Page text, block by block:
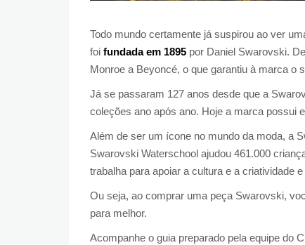
Todo mundo certamente já suspirou ao ver
foi fundada em 1895 por Daniel Swarovski.
Monroe a Beyoncé, o que garantiu à marca
Já se passaram 127 anos desde que a
coleções ano após ano. Hoje a marca possui
Além de ser um ícone no mundo da moda, a
Swarovski Waterschool ajudou 461.000
trabalha para apoiar a cultura e a criatividade
Ou seja, ao comprar uma peça Swarovski,
para melhor.
Acompanhe o guia preparado pela equipe do